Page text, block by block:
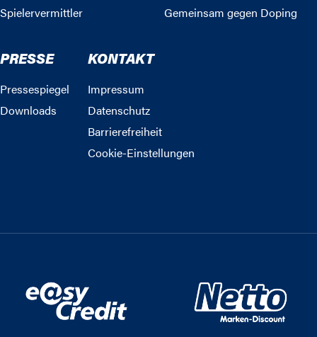
Spielervermittler
Gemeinsam gegen Doping
PRESSE
Pressespiegel
Downloads
KONTAKT
Impressum
Datenschutz
Barrierefreiheit
Cookie-Einstellungen